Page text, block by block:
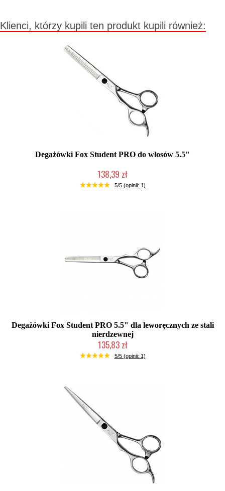
Klienci, którzy kupili ten produkt kupili również:
Degażówki Fox Student PRO do włosów 5.5"
138,39 zł
Mała ilość (wysyłka w 24h)
5/5 (opinii: 1)
Degażówki Fox Student PRO 5.5" dla leworęcznych ze stali
nierdzewnej
135,83 zł
Duża ilość (wysyłka w 24h)
5/5 (opinii: 1)